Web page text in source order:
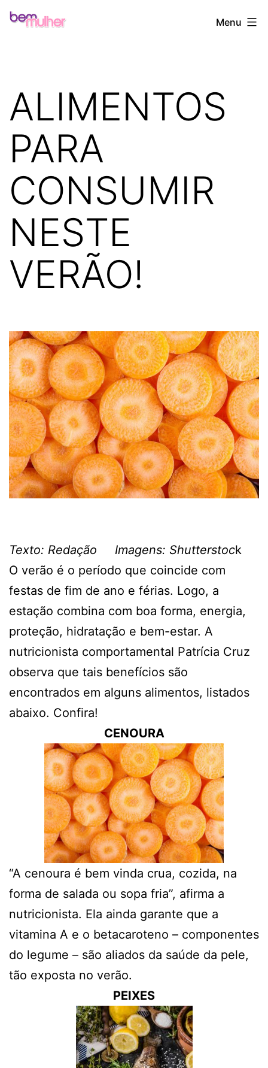
Pular
Bem
Menu
ALIMENTOS
PARA
CONSUMIR
NESTE
VERÃO!
Texto: Redação Imagens: Shutterstock
O verão é o período que coincide com
festas de fim de ano e férias. Logo, a
estação combina com boa forma, energia,
proteção, hidratação e bem-estar. A
nutricionista comportamental Patrícia Cruz
observa que tais benefícios são
encontrados em alguns alimentos, listados
abaixo. Confira!
CENOURA
“A cenoura é bem vinda crua, cozida, na
forma de salada ou sopa fria”, afirma a
nutricionista. Ela ainda garante que a
vitamina A e o betacaroteno – componentes
do legume – são aliados da saúde da pele,
tão exposta no verão.
PEIXES